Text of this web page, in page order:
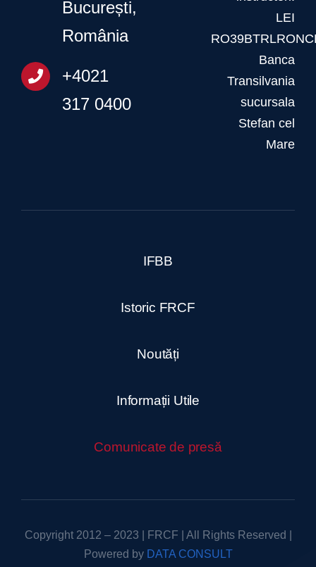
București,
România
+4021
317 0400
LEI
Banca
Transilvania
sucursala
Stefan cel
Mare
IFBB
Istoric FRCF
Noutăți
Informații Utile
Comunicate de presă
Copyright 2012 – 2023 | FRCF | All Rights Reserved |
Powered by DATA CONSULT